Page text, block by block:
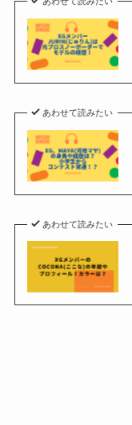
あわせて読みたい
あわせて読みたい